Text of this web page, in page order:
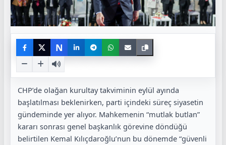
N
CHP’de olağan kurultay takviminin eylül ayında
başlatılması beklenirken, parti içindeki süreç siyasetin
gündeminde yer alıyor. Mahkemenin “mutlak butlan”
kararı sonrası genel başkanlık görevine döndüğü
belirtilen Kemal Kılıçdaroğlu’nun bu dönemde “güvenli